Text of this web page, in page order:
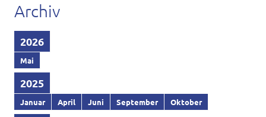
Archiv
2026
Mai
2025
Januar April Juni September Oktober